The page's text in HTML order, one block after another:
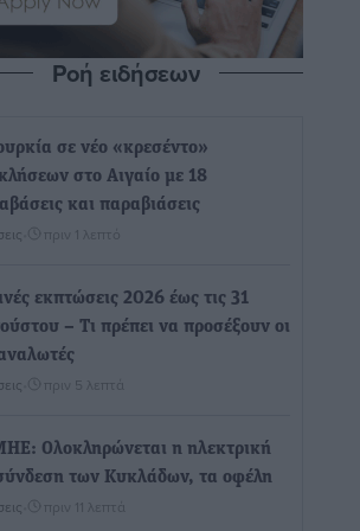
Ροή ειδήσεων
σε νέο «κρεσέντο»
στο Αιγαίο με 18
και παραβιάσεις
πριν 1 λεπτό
εκπτώσεις 2026 έως τις 31
– Τι πρέπει να προσέξουν οι
πριν 5 λεπτά
Ολοκληρώνεται η ηλεκτρική
των Κυκλάδων, τα οφέλη
πριν 11 λεπτά